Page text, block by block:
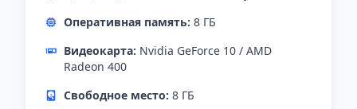
Оперативная память: 8 ГБ
Видеокарта: Nvidia GeForce 10 / AMD
Radeon 400
Свободное место: 8 ГБ